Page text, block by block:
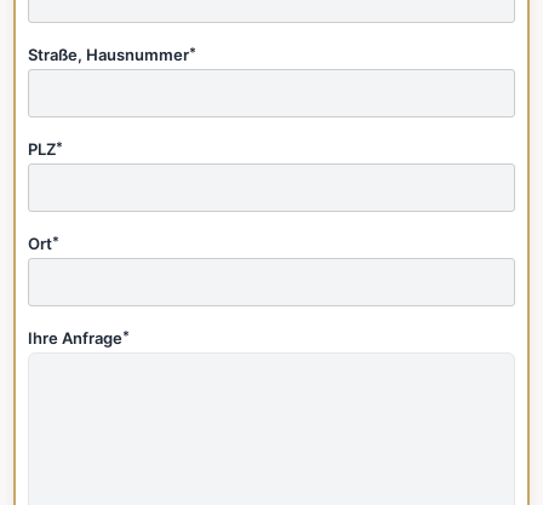
Straße, Hausnummer*
PLZ*
Ort*
Ihre Anfrage*